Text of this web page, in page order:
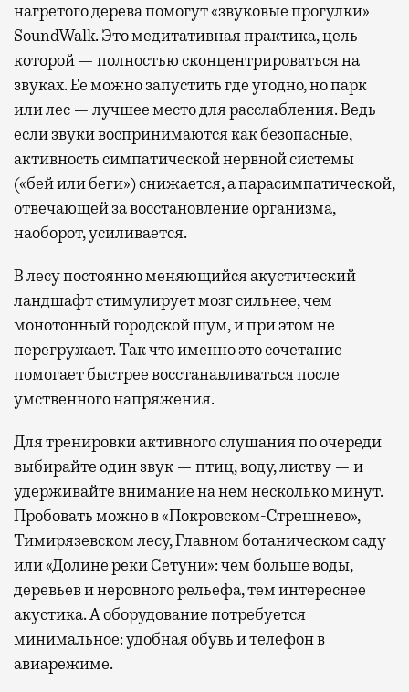
нагретого дерева помогут «звуковые прогулки»
SoundWalk. Это медитативная практика, цель
которой — полностью сконцентрироваться на
звуках. Ее можно запустить где угодно, но парк
или лес — лучшее место для расслабления. Ведь
если звуки воспринимаются как безопасные,
активность симпатической нервной системы
(«бей или беги») снижается, а парасимпатической,
отвечающей за восстановление организма,
наоборот, усиливается.
В лесу постоянно меняющийся акустический
ландшафт стимулирует мозг сильнее, чем
монотонный городской шум, и при этом не
перегружает. Так что именно это сочетание
помогает быстрее восстанавливаться после
умственного напряжения.
Для тренировки активного слушания по очереди
выбирайте один звук — птиц, воду, листву — и
удерживайте внимание на нем несколько минут.
Пробовать можно в «Покровском-Стрешнево»,
Тимирязевском лесу, Главном ботаническом саду
или «Долине реки Сетуни»: чем больше воды,
деревьев и неровного рельефа, тем интереснее
акустика. А оборудование потребуется
минимальное: удобная обувь и телефон в
авиарежиме.